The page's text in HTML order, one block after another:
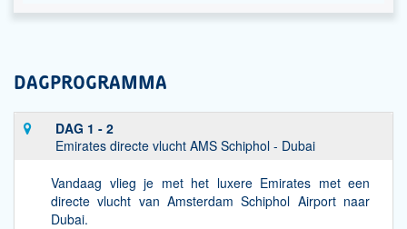
DAGPROGRAMMA
DAG 1 - 2
Emirates directe vlucht AMS Schiphol - Dubai
Vandaag vlieg je met het luxere Emirates met een
directe vlucht van Amsterdam Schiphol Airport naar
Dubai.